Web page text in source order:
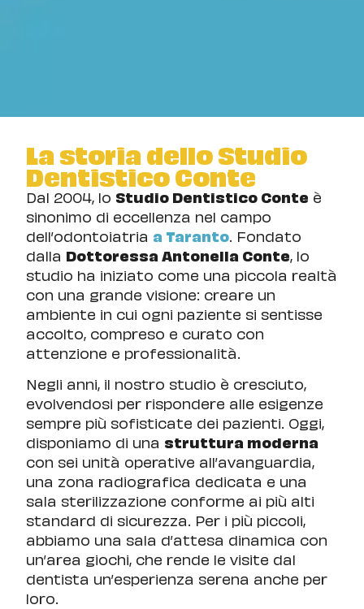
La storia dello Studio
Dentistico Conte
Dal 2004, lo Studio Dentistico Conte è
sinonimo di eccellenza nel campo
dell’odontoiatria a Taranto . Fondato
dalla Dottoressa Antonella Conte, lo
studio ha iniziato come una piccola realtà
con una grande visione: creare un
ambiente in cui ogni paziente si sentisse
accolto, compreso e curato con
attenzione e professionalità.
Negli anni, il nostro studio è cresciuto,
evolvendosi per rispondere alle esigenze
sempre più sofisticate dei pazienti. Oggi,
disponiamo di una struttura moderna
con sei unità operative all’avanguardia,
una zona radiografica dedicata e una
sala sterilizzazione conforme ai più alti
standard di sicurezza. Per i più piccoli,
abbiamo una sala d’attesa dinamica con
un’area giochi, che rende le visite dal
dentista un’esperienza serena anche per
loro.